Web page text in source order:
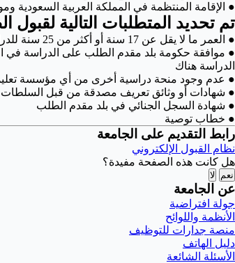
● الإقامة المنتظمة في المملكة العربية السعودية
تم تحديد المتطلبات التالية
● العمر ما لا يقل عن 17 سنة أو أكثر من 25 سنة للدراسة على مستوى البكالوريوس في معهد تعليم اللغة العربية لغير الناطقين بها ، والذي يجوز لمكتب رئيس الجامعة إعفاءه لسبب وجيه
● موافقة حكومة بلد مقدم الطلب على الدراسة في
الدراسة هناك
● عدم وجود منحة دراسية أخرى من أي مؤسسة
● شهادات أو وثائق تعريف مصدقة من قبل السلطات
● شهادة السجل الجنائي في بلد مقدم الطلب
● خطاب توصية
رابط التقديم على الجامعة
نظام القبول الإلكتروني
هل كانت هذه الصفحة مفيدة؟
نعم لا
عن الجامعة
جولة افتراضية
الأنظمة واللوائح
منصة جدارات للتوظيف
دليل الهاتف
الأسئلة الشائعة